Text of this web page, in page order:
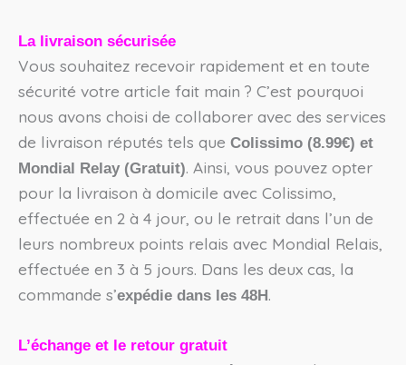
La livraison sécurisée
Vous souhaitez recevoir rapidement et en toute
sécurité votre article fait main ? C’est pourquoi
nous avons choisi de collaborer avec des services
de livraison réputés tels que Colissimo (8.99€) et
Mondial Relay (Gratuit). Ainsi, vous pouvez opter
pour la livraison à domicile avec Colissimo,
effectuée en 2 à 4 jour, ou le retrait dans l’un de
leurs nombreux points relais avec Mondial Relais,
effectuée en 3 à 5 jours. Dans les deux cas, la
commande s’expédie dans les 48H.
L’échange et le retour gratuit